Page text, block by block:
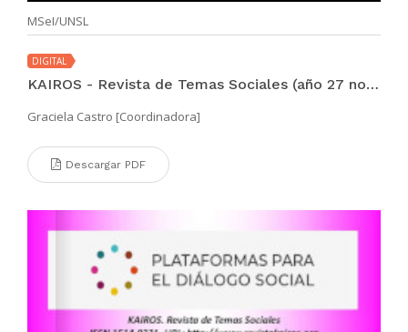
MSeI/UNSL
DIGITAL
KAIROS - Revista de Temas Sociales (año 27 no. 51 jul 2023)
Graciela Castro [Coordinadora]
Descargar PDF